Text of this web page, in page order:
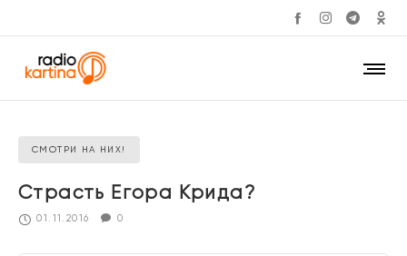
СМОТРИ НА НИХ!
Страсть Егора Крида?
01.11.2016 0